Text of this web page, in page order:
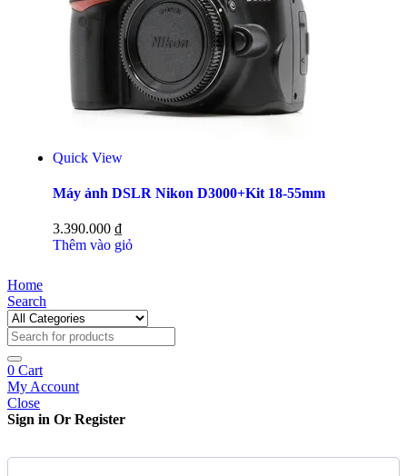
Quick View
Máy ảnh DSLR Nikon D3000+Kit 18-55mm
3.390.000 ₫
Thêm vào giỏ
Home
Search
0 Cart
My Account
Close
Sign in Or Register